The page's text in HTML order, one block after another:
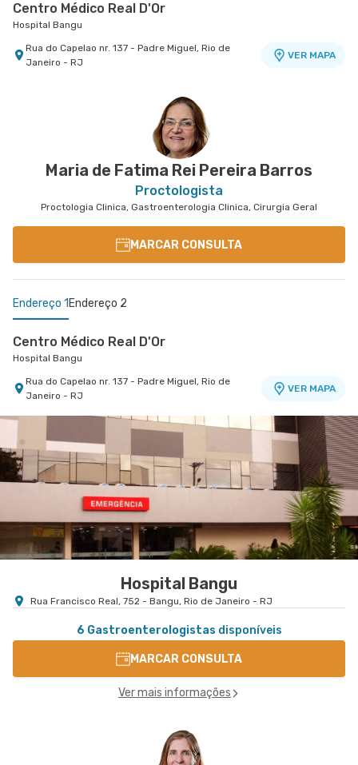
Centro Médico Real D'Or
Hospital Bangu
Rua do Capelao nr. 137 - Padre Miguel, Rio de
Janeiro - RJ
VER MAPA
Rua Soares Caldeira nr. 142 15° Andar -
Madureira, Rio de Janeiro - RJ
Maria de Fatima Rei Pereira Barros
Proctologista
Proctologia Clinica, Gastroenterologia Clinica, Cirurgia Geral
MARCAR CONSULTA
Endereço 1 Endereço 2
Centro Médico Real D'Or
Hospital Bangu
Rua do Capelao nr. 137 - Padre Miguel, Rio de
Janeiro - RJ
VER MAPA
Centro Medico Norte D'Or- Unidade Cascadura
Rua Carolina Machado nr. 38 - Cascadura, Rio de
Janeiro - RJ
VER MAPA
Hospital Bangu
Rua Francisco Real, 752 - Bangu, Rio de Janeiro - RJ
6 Gastroenterologistas disponíveis
MARCAR CONSULTA
Ver mais informações